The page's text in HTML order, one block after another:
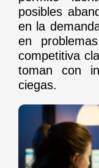
posibles
en la
en
competitiva
toman con
ciegas.